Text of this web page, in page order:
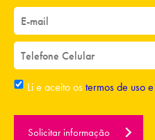
Li e aceito ostermos de uso
Solicitar informação